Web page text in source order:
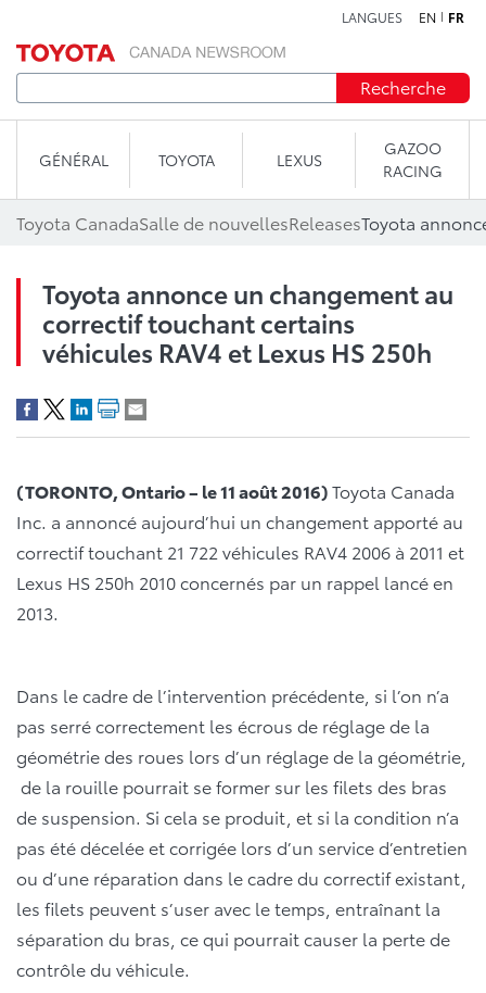
LANGUES EN FR
Recherche
GÉNÉRAL TOYOTA LEXUS
GAZOO
RACING
Toyota CanadaSalle de nouvellesReleases
Toyota annonce un changement au
correctif touchant certains
véhicules RAV4 et Lexus HS 250h
(TORONTO, Ontario – le 11 août 2016)Toyota Canada
Inc. a annoncé aujourd’hui un changement apporté au
correctif touchant 21 722 véhicules RAV4 2006 à 2011 et
Lexus HS 250h 2010 concernés par un rappel lancé en
2013.
Dans le cadre de l’intervention précédente, si l’on n’a
pas serré correctement les écrous de réglage de la
géométrie des roues lors d’un réglage de la géométrie,
de la rouille pourrait se former sur les filets des bras
de suspension. Si cela se produit, et si la condition n’a
pas été décelée et corrigée lors d’un service d’entretien
ou d’une réparation dans le cadre du correctif existant,
les filets peuvent s’user avec le temps, entraînant la
séparation du bras, ce qui pourrait causer la perte de
contrôle du véhicule.